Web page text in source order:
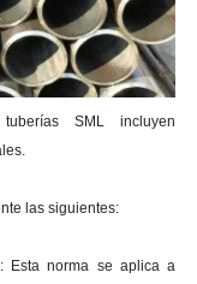
SML incluyen
las siguientes:
Esta norma se aplica a